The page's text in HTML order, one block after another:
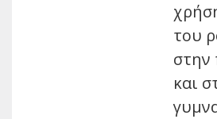
του
στην
και